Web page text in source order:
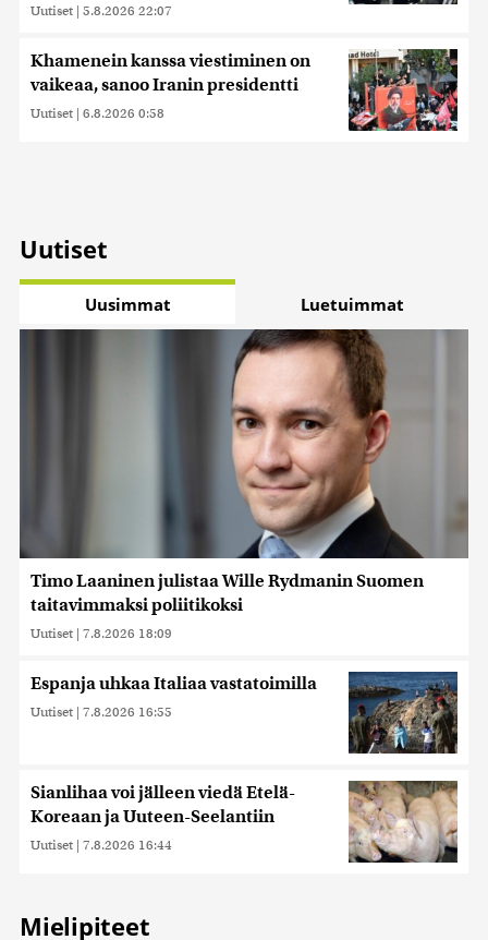
Uutiset | 5.8.2026 22:07
Khamenein kanssa viestiminen on
vaikeaa, sanoo Iranin presidentti
Uutiset | 6.8.2026 0:58
Uutiset
Uusimmat Luetuimmat
Timo Laaninen julistaa Wille Rydmanin Suomen
taitavimmaksi poliitikoksi
Uutiset | 7.8.2026 18:09
Espanja uhkaa Italiaa vastatoimilla
Uutiset | 7.8.2026 16:55
Sianlihaa voi jälleen viedä Etelä-
Koreaan ja Uuteen-Seelantiin
Uutiset | 7.8.2026 16:44
Mielipiteet